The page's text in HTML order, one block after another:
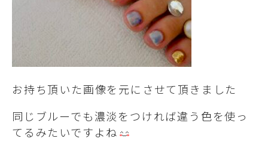
お持ち頂いた画像を元にさせて頂きました
同じブルーでも濃淡をつければ違う色を使っ
てるみたいですよね